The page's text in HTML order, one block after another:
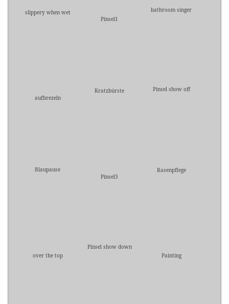
slippery when wet
Pinsel1
bathroom singer
aufbrezeln
Kratzbürste Pinsel show off
Blaupause
Pinsel3
Rasenpflege
over the top
Pinsel show down
Painting